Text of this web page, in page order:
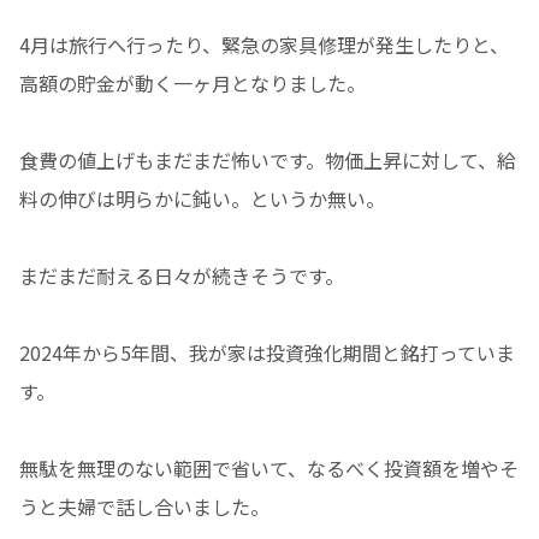
4月は旅行へ行ったり、緊急の家具修理が発生したりと、
高額の貯金が動く一ヶ月となりました。
食費の値上げもまだまだ怖いです。物価上昇に対して、給
料の伸びは明らかに鈍い。というか無い。
まだまだ耐える日々が続きそうです。
2024年から5年間、我が家は投資強化期間と銘打っていま
す。
無駄を無理のない範囲で省いて、なるべく投資額を増やそ
うと夫婦で話し合いました。